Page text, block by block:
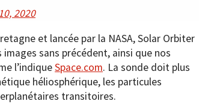
2020
et lancée par la NASA, Solar Orbiter
sans précédent, ainsi que nos
l’indiqueSpace.com. La sonde doit plus
héliosphérique, les particules
transitoires.